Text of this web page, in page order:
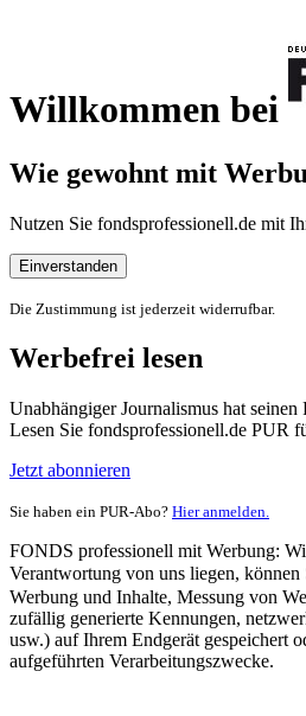
Willkommen bei
Wie gewohnt mit
Nutzen Sie fondsprofessionell.de mit
Einverstanden
Die Zustimmung ist jederzeit widerrufbar.
Werbefrei lesen
Unabhängiger Journalismus hat seinen
Lesen Sie fondsprofessionell.de PUR
Jetzt abonnieren
Sie haben ein PUR-Abo? Hier anmelden.
FONDS professionell mit Werbung:
Verantwortung von uns liegen, können
Werbung und Inhalte, Messung von
zufällig generierte Kennungen,
usw.) auf Ihrem Endgerät gespeichert
aufgeführten Verarbeitungszwecke.